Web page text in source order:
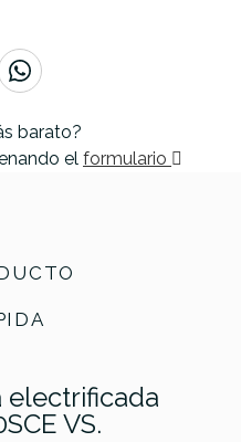
barato?
el formulario
electrificada
VS.